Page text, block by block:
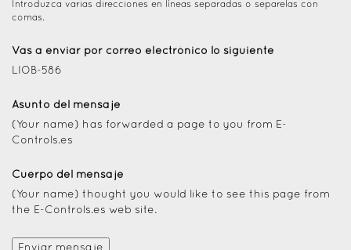
Introduzca varias direcciones en líneas separadas o separelas con
comas.
Vas a enviar por correo electrónico lo siguiente
LIOB-586
Asunto del mensaje
(Your name) has forwarded a page to you from E-
Controls.es
Cuerpo del mensaje
(Your name) thought you would like to see this page from
the E-Controls.es web site.